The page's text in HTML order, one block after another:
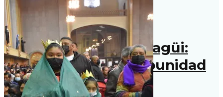
El camino a Serocagüi:
postales de la impunidad
en la Tarahumara